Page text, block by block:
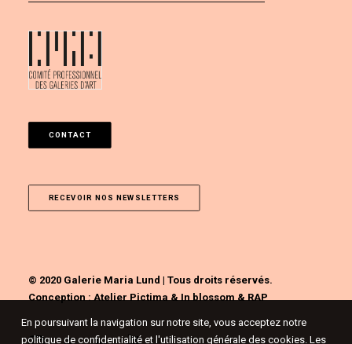
CONTACT
RECEVOIR NOS NEWSLETTERS
© 2020 Galerie Maria Lund | Tous droits réservés.
Conception :Atelier Pictima&In blossom&RAP
En poursuivant la navigation sur notre site, vous acceptez notre
politique de confidentialité et l'utilisation générale des cookies. Les